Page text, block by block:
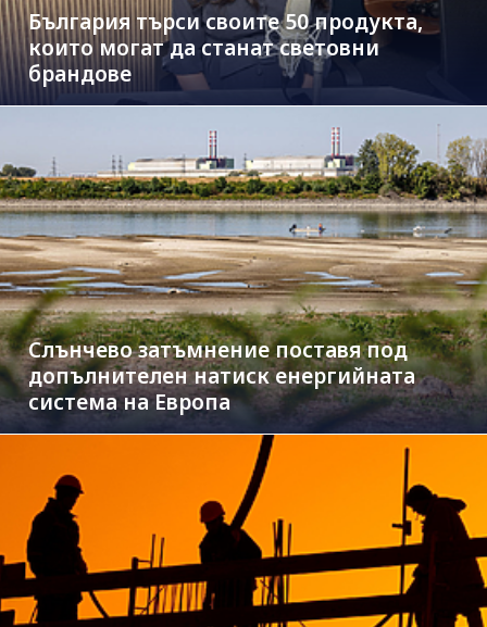
България търси своите 50 продукта,
които могат да станат световни
брандове
Слънчево затъмнение поставя под
допълнителен натиск енергийната
система на Европа